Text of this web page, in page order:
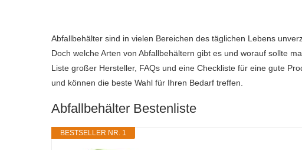
Abfallbehälter sind in vielen Bereichen des täglichen Lebens
Doch welche Arten von Abfallbehältern gibt es und worauf sollte
Liste großer Hersteller, FAQs und eine Checkliste für eine gute
und können die beste Wahl für Ihren Bedarf treffen.
Abfallbehälter Bestenliste
BESTSELLER NR. 1